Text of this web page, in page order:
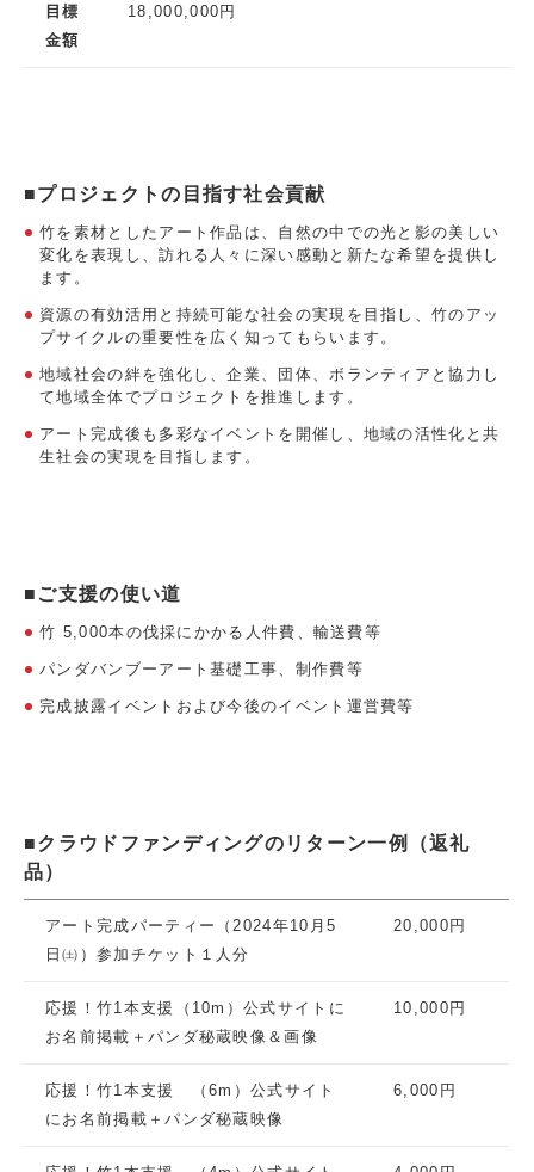
目標
金額
18,000,000円
■プロジェクトの目指す社会貢献
竹を素材としたアート作品は、自然の中での光と影の美しい
変化を表現し、訪れる人々に深い感動と新たな希望を提供し
ます。
資源の有効活用と持続可能な社会の実現を目指し、竹のアッ
プサイクルの重要性を広く知ってもらいます。
地域社会の絆を強化し、企業、団体、ボランティアと協力し
て地域全体でプロジェクトを推進します。
アート完成後も多彩なイベントを開催し、地域の活性化と共
生社会の実現を目指します。
■ご支援の使い道
竹 5,000本の伐採にかかる人件費、輸送費等
パンダバンブーアート基礎工事、制作費等
完成披露イベントおよび今後のイベント運営費等
■クラウドファンディングのリターン一例（返礼
品）
アート完成パーティー（2024年10月5
日㈯）参加チケット１人分
20,000円
応援！竹1本支援（10m）公式サイトに
お名前掲載＋パンダ秘蔵映像＆画像
10,000円
応援！竹1本支援 （6m）公式サイト
にお名前掲載＋パンダ秘蔵映像
6,000円